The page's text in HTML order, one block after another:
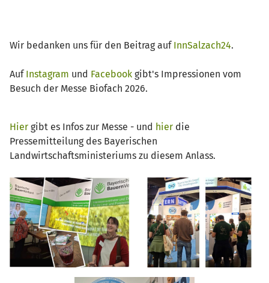
Wir bedanken uns für den Beitrag aufInnSalzach24.
AufInstagram und Facebook gibt's Impressionen vom
Besuch der Messe Biofach 2026.
Hier gibt es Infos zur Messe - und hier die
Pressemitteilung des Bayerischen
Landwirtschaftsministeriums zu diesem Anlass.